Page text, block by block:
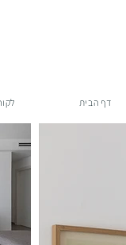
דף הבית